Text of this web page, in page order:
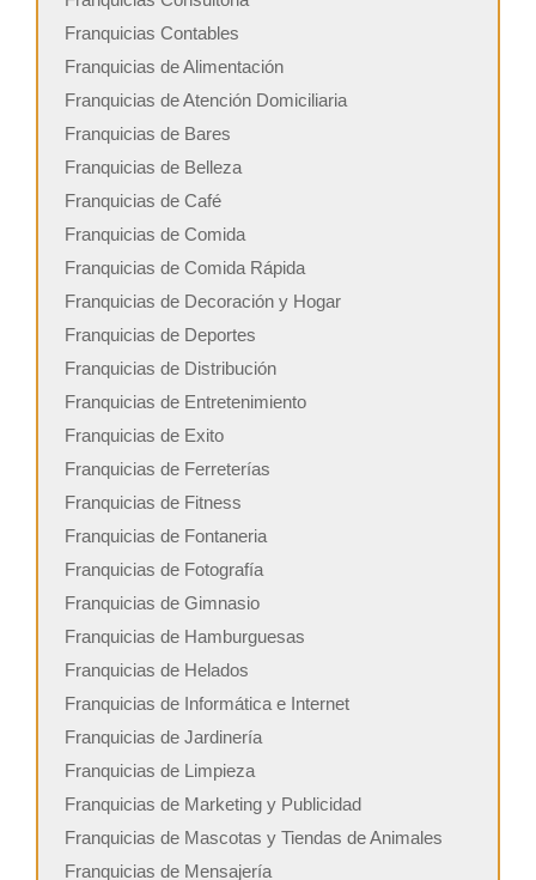
Franquicias Contables
Franquicias de Alimentación
Franquicias de Atención Domiciliaria
Franquicias de Bares
Franquicias de Belleza
Franquicias de Café
Franquicias de Comida
Franquicias de Comida Rápida
Franquicias de Decoración y Hogar
Franquicias de Deportes
Franquicias de Distribución
Franquicias de Entretenimiento
Franquicias de Exito
Franquicias de Ferreterías
Franquicias de Fitness
Franquicias de Fontaneria
Franquicias de Fotografía
Franquicias de Gimnasio
Franquicias de Hamburguesas
Franquicias de Helados
Franquicias de Informática e Internet
Franquicias de Jardinería
Franquicias de Limpieza
Franquicias de Marketing y Publicidad
Franquicias de Mascotas y Tiendas de Animales
Franquicias de Mensajería